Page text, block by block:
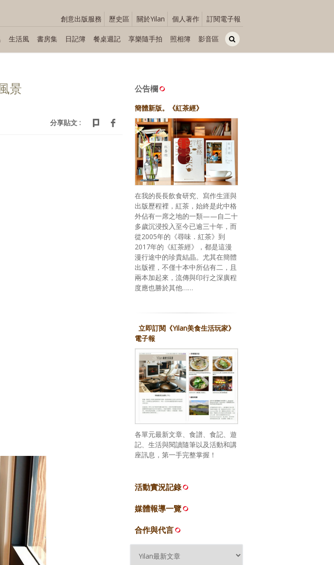
創意出版服務 歷史區 關於Yilan 個人著作 訂閱電子報
生活風 書房集 日記簿 餐桌週記 享樂隨手拍 照相簿 影音區
景
分享貼文 :
公告欄
簡體新版。《紅茶經》
在我的長長飲食研究、寫作生涯與
出版歷程裡，紅茶，始終是此中格
外佔有一席之地的一類——自二十
多歲沉浸投入至今已逾三十年，而
從2005年的《尋味．紅茶》到
2017年的《紅茶經》，都是這漫
漫行途中的珍貴結晶。尤其在簡體
出版裡，不僅十本中所佔有二，且
兩本加起來，流傳與印行之深廣程
度應也勝於其他……
立即訂閱《Yilan美食生活玩家》
電子報
各單元最新文章、食譜、食記、遊
記、生活與閱讀隨筆以及活動和講
座訊息，第一手完整掌握！
活動實況記錄
媒體報導一覽
合作與代言